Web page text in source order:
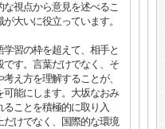
視点から意見を述べるこ
大いに役立っています。
習の枠を超えて、相手と
す。言葉だけでなく、そ
え方を理解することが、
能にします。大坂なおみ
ことを積極的に取り入
けでなく、国際的な環境